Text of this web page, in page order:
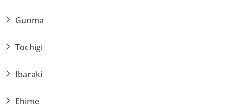
Gunma
Tochigi
Ibaraki
Ehime